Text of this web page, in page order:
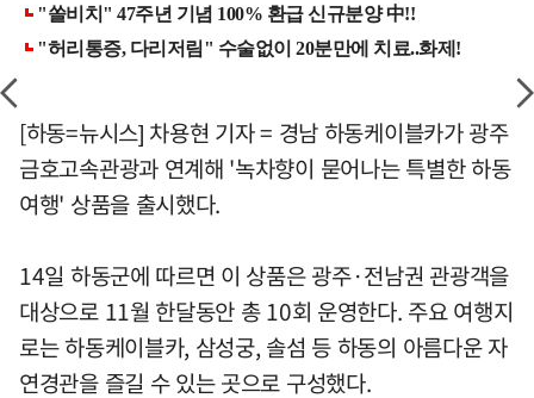
[하동=뉴시스] 차용현 기자 = 경남 하동케이블카가 광주
금호고속관광과 연계해 '녹차향이 묻어나는 특별한 하동
여행' 상품을 출시했다.
14일 하동군에 따르면 이 상품은 광주·전남권 관광객을
대상으로 11월 한달동안 총 10회 운영한다. 주요 여행지
로는 하동케이블카, 삼성궁, 솔섬 등 하동의 아름다운 자
연경관을 즐길 수 있는 곳으로 구성했다.